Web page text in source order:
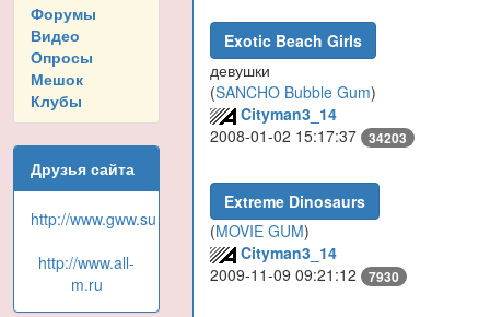
Форумы
Видео
Опросы
Мешок
Клубы
Друзья сайта
http://www.gww.su
http://www.all-
m.ru
Exotic Beach Girls
девушки
(SANCHO Bubble Gum)
Cityman3_14
2008-01-02 15:17:37 34203
Extreme Dinosaurs
(MOVIE GUM)
Cityman3_14
2009-11-09 09:21:12 7930